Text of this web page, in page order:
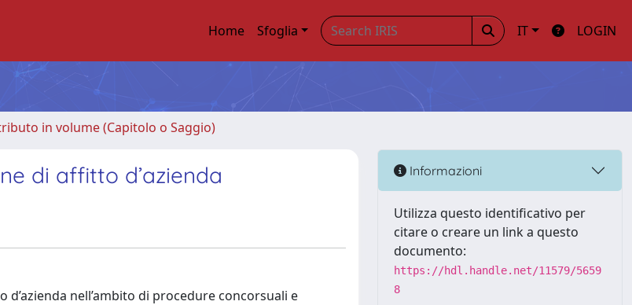
Home Sfoglia IT LOGIN
in volume (Capitolo o Saggio)
di affitto d’azienda
nell’ambito di procedure concorsuali e
Informazioni
Utilizza questo identificativo per
citare o creare un link a questo
documento:
https://hdl.handle.net/11579/5659
8